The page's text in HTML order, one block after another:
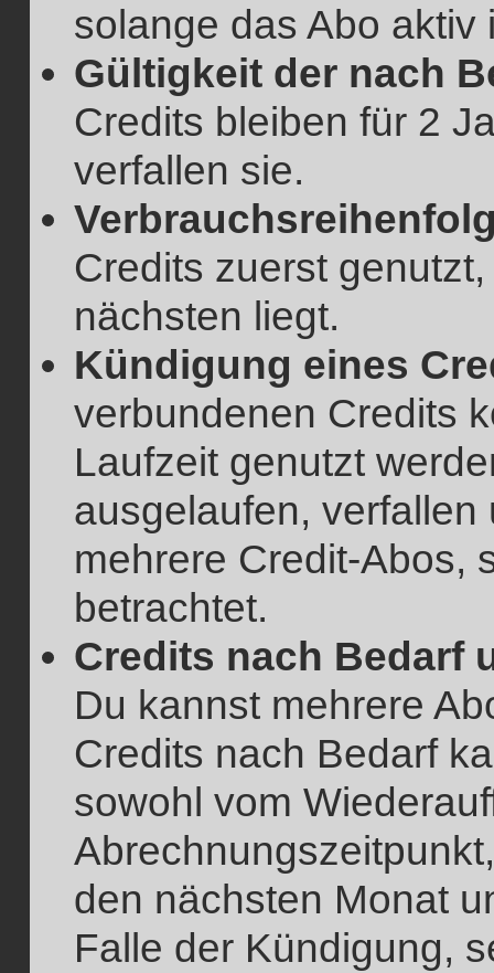
solange das Abo aktiv
Gültigkeit der nach
Credits bleiben für 2
verfallen sie.
Credits zuerst
nächsten liegt.
Kündigung eines
verbundenen Credits
Laufzeit genutzt
ausgelaufen,
mehrere Credit-Abos,
betrachtet.
Credits nach Bedarf
Du kannst mehrere
Credits nach Bedarf
sowohl vom
den nächsten Monat
Falle der Kündigung,